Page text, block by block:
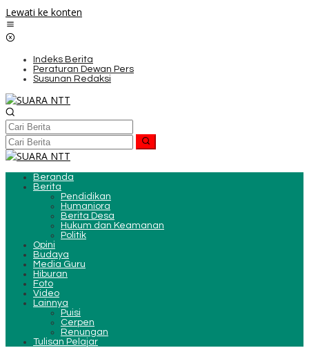
Lewati ke konten
Indeks Berita
Peraturan Dewan Pers
Susunan Redaksi
Beranda
Berita
Pendidikan
Humaniora
Berita Desa
Hukum dan Keamanan
Politik
Opini
Budaya
Media Guru
Hiburan
Foto
Video
Lainnya
Puisi
Cerpen
Renungan
Tulisan Pelajar